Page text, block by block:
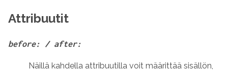
Attribuutit
before: / after:
Näillä kahdella attribuutilla voit määrittää sisällön,